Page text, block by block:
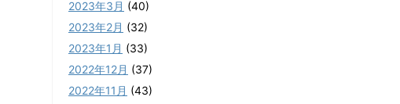
2023年3月 (40)
2023年2月 (32)
2023年1月 (33)
2022年12月 (37)
2022年11月 (43)